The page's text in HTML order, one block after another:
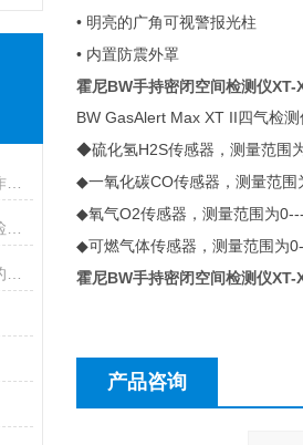
• 明亮的广角可视警报光柱
• 内置防震外罩
霍尼BW手持密闭空间检测仪XT-
BW GasAlert Max XT II 四气检
◆硫化氢H2S传感器，测量范围
◆一氧化碳CO传感器，测量范围
◆氧气O2传感器，测量范围为
◆可燃气体传感器，测量范围为
霍尼BW手持密闭空间检测仪XT-
产品咨询